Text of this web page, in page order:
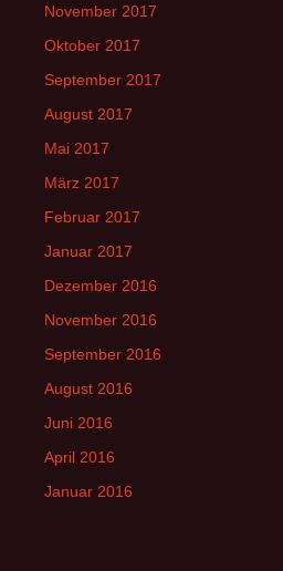
November 2017
Oktober 2017
September 2017
August 2017
Mai 2017
März 2017
Februar 2017
Januar 2017
Dezember 2016
November 2016
September 2016
August 2016
Juni 2016
April 2016
Januar 2016